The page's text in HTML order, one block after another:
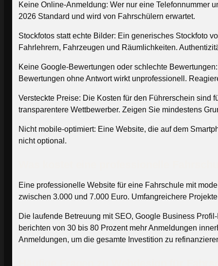
Keine Online-Anmeldung: Wer nur eine Telefonnummer
2026 Standard und wird von Fahrschülern erwartet.
Stockfotos statt echte Bilder: Ein generisches Stockfoto
Fahrlehrern, Fahrzeugen und Räumlichkeiten.
Keine Google-Bewertungen oder schlechte
Bewertungen ohne Antwort wirkt unprofessionell.
Versteckte Preise: Die Kosten für den Führerschein sind
transparentere Wettbewerber. Zeigen Sie mindestens
Nicht mobile-optimiert: Eine Website, die auf dem
nicht optional.
Eine professionelle Website für eine Fahrschule mit
zwischen 3.000 und 7.000 Euro. Umfangreichere
Die laufende Betreuung mit SEO, Google Business
berichten von 30 bis 80 Prozent mehr Anmeldungen
Anmeldungen, um die gesamte Investition zu